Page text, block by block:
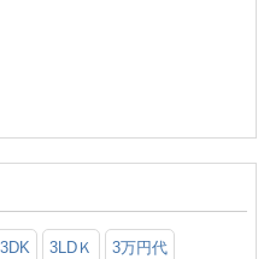
3DK 3LDＫ 3万円代